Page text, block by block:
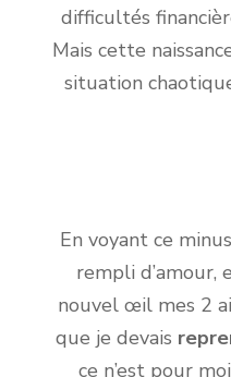
difficultés
Mais cette
situation
En voyant ce
rempli d’amour,
nouvel œil mes 2
que je devais
ce n’est pour